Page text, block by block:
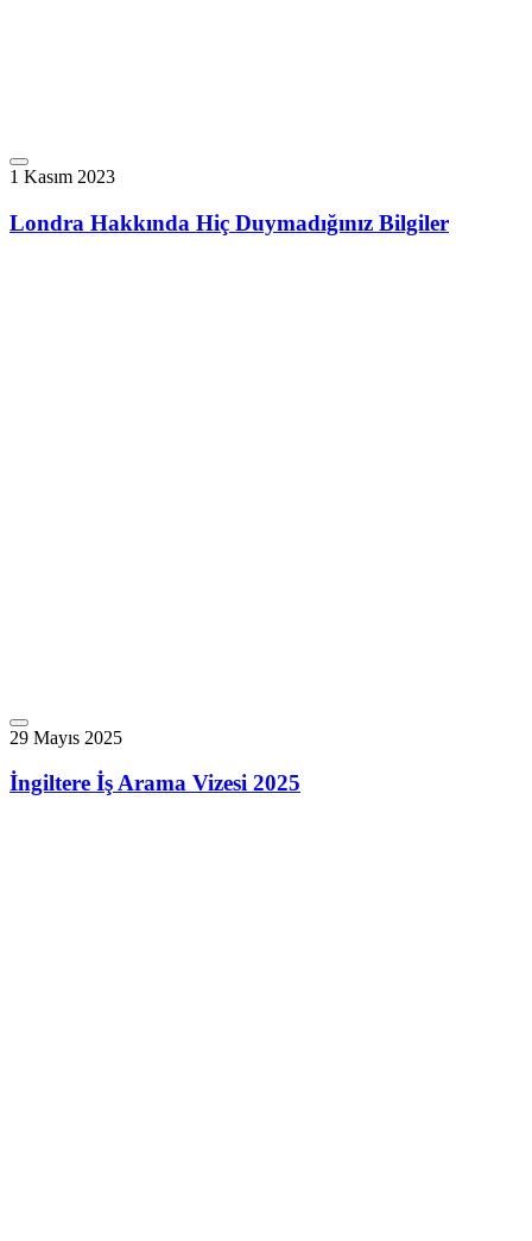
1 Kasım 2023
Londra Hakkında Hiç Duymadığınız Bilgiler
29 Mayıs 2025
İngiltere İş Arama Vizesi 2025